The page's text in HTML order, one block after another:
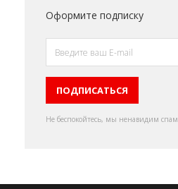
Оформите подписку
Не беспокойтесь, мы ненавидим спам